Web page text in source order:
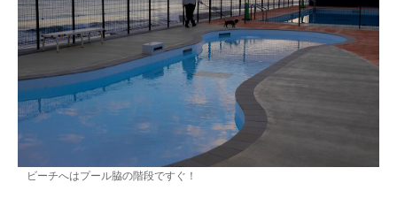
ビーチへはプール脇の階段ですぐ！